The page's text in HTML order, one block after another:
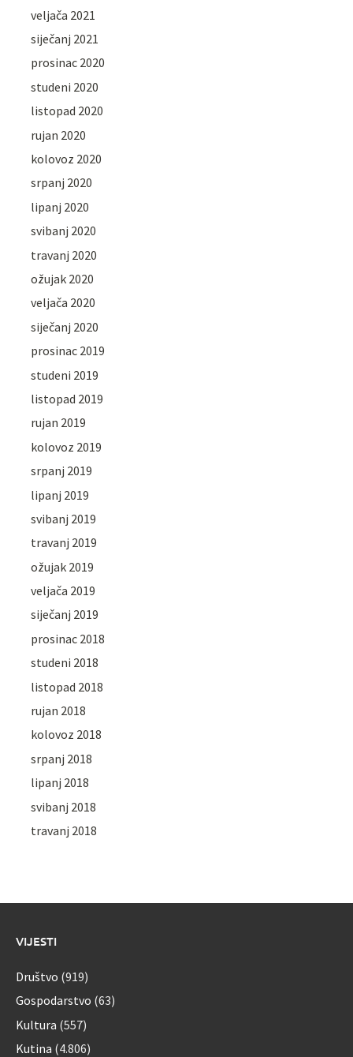
veljača 2021
siječanj 2021
prosinac 2020
studeni 2020
listopad 2020
rujan 2020
kolovoz 2020
srpanj 2020
lipanj 2020
svibanj 2020
travanj 2020
ožujak 2020
veljača 2020
siječanj 2020
prosinac 2019
studeni 2019
listopad 2019
rujan 2019
kolovoz 2019
srpanj 2019
lipanj 2019
svibanj 2019
travanj 2019
ožujak 2019
veljača 2019
siječanj 2019
prosinac 2018
studeni 2018
listopad 2018
rujan 2018
kolovoz 2018
srpanj 2018
lipanj 2018
svibanj 2018
travanj 2018
VIJESTI
Društvo (919)
Gospodarstvo (63)
Kultura (557)
Kutina (4.806)